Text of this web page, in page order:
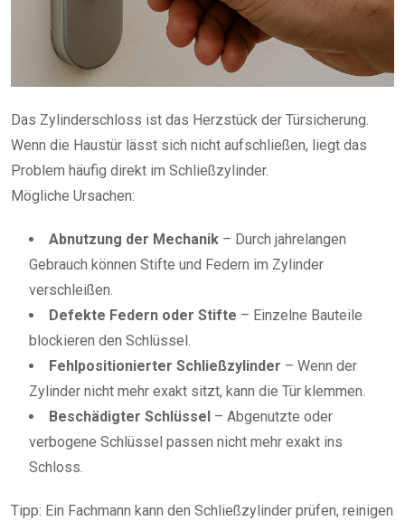
Das Zylinderschloss ist das Herzstück der Türsicherung.
Wenn die Haustür lässt sich nicht aufschließen, liegt das
Problem häufig direkt im Schließzylinder.
Mögliche Ursachen:
Abnutzung der Mechanik – Durch jahrelangen
Gebrauch können Stifte und Federn im Zylinder
verschleißen.
Defekte Federn oder Stifte – Einzelne Bauteile
blockieren den Schlüssel.
Fehlpositionierter Schließzylinder – Wenn der
Zylinder nicht mehr exakt sitzt, kann die Tür klemmen.
Beschädigter Schlüssel – Abgenutzte oder
verbogene Schlüssel passen nicht mehr exakt ins
Schloss.
Tipp: Ein Fachmann kann den Schließzylinder prüfen, reinigen